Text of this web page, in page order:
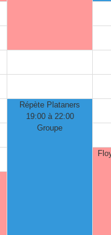
Répète Plataners
19:00 à 22:00
Groupe